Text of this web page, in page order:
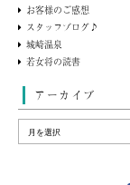
お客様のご感想
スタッフブログ♪
城崎温泉
若女将の読書
アーカイブ